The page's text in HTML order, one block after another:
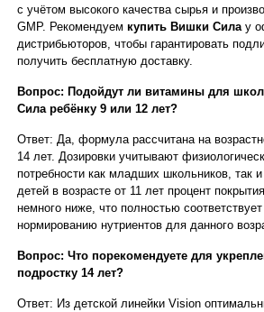
с учётом высокого качества сырья и
GMP. Рекомендуемкупить Вишки Сила у
дистрибьюторов, чтобы гарантировать
получить бесплатную доставку.
Вопрос: Подойдут ливитамины для
Сила ребёнку 9 или 12 лет?
Ответ: Да, формула рассчитана на
14 лет. Дозировки учитывают
потребности как младших школьников, так
детей в возрасте от 11 лет процент
немного ниже, что полностью
нормированию нутриентов для данного
Вопрос: Что порекомендуете для
подростку 14 лет?
Ответ: Из детской линейки Vision